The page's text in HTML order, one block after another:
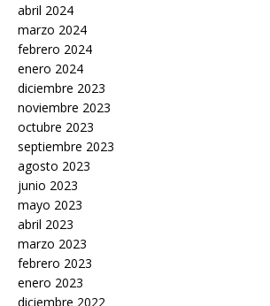
abril 2024
marzo 2024
febrero 2024
enero 2024
diciembre 2023
noviembre 2023
octubre 2023
septiembre 2023
agosto 2023
junio 2023
mayo 2023
abril 2023
marzo 2023
febrero 2023
enero 2023
diciembre 2022